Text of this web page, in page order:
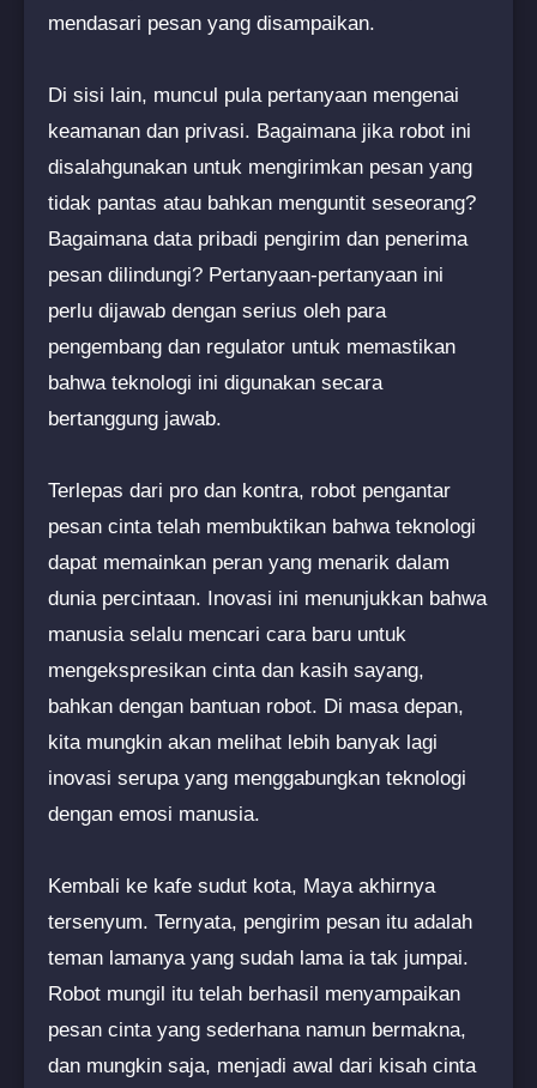
mendasari pesan yang disampaikan.
Di sisi lain, muncul pula pertanyaan mengenai
keamanan dan privasi. Bagaimana jika robot ini
disalahgunakan untuk mengirimkan pesan yang
tidak pantas atau bahkan menguntit seseorang?
Bagaimana data pribadi pengirim dan penerima
pesan dilindungi? Pertanyaan-pertanyaan ini
perlu dijawab dengan serius oleh para
pengembang dan regulator untuk memastikan
bahwa teknologi ini digunakan secara
bertanggung jawab.
Terlepas dari pro dan kontra, robot pengantar
pesan cinta telah membuktikan bahwa teknologi
dapat memainkan peran yang menarik dalam
dunia percintaan. Inovasi ini menunjukkan bahwa
manusia selalu mencari cara baru untuk
mengekspresikan cinta dan kasih sayang,
bahkan dengan bantuan robot. Di masa depan,
kita mungkin akan melihat lebih banyak lagi
inovasi serupa yang menggabungkan teknologi
dengan emosi manusia.
Kembali ke kafe sudut kota, Maya akhirnya
tersenyum. Ternyata, pengirim pesan itu adalah
teman lamanya yang sudah lama ia tak jumpai.
Robot mungil itu telah berhasil menyampaikan
pesan cinta yang sederhana namun bermakna,
dan mungkin saja, menjadi awal dari kisah cinta